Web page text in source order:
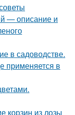
— описание и
в садоводстве.
применяется в
корзин из лозы